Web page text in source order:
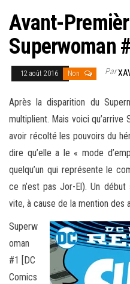
Avant-
Superwoman
12 août 2016 Non Par
Après la disparition du
multiplient. Mais voici qu’arrive
avoir récolté les pouvoirs du
dire qu’elle a le « mode
quelqu’un qui représente le
ce n’est pas Jor-El). Un début
vite, à cause de la mention des
Superw
oman
#1 [DC
Comics